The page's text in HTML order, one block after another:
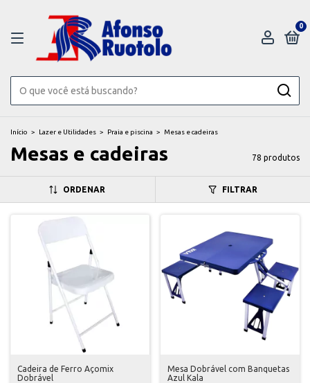
0
Início > Lazer e Utilidades > Praia e piscina > Mesas e cadeiras
Mesas e cadeiras 78 produtos
ORDENAR FILTRAR
Cadeira de Ferro Açomix
Dobrável
Mesa Dobrável com Banquetas
Azul Kala